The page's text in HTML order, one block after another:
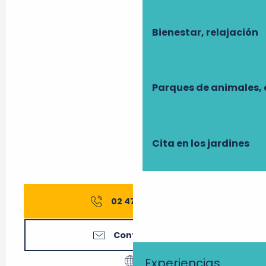
Bienestar, relajación
Parques de
Cita en los jardines
02 47 45 46
Contáctenos